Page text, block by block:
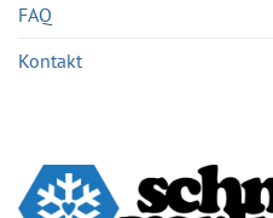
FAQ
Kontakt